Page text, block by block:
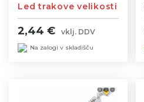
Led trakove velikosti
8×16
2,44 € vklj. DDV
Na zalogi v skladišču